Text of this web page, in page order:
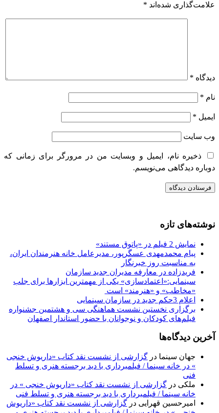
علامت‌گذاری شده‌اند *
دیدگاه *
نام *
ایمیل *
وب‌ سایت
ذخیره نام، ایمیل و وبسایت من در مرورگر برای زمانی که
دوباره دیدگاهی می‌نویسم.
نوشته‌های تازه
نمایش 2 فیلم در «پاتوق مستند»
پیام محمدمهدی عسگرپور، مدیرعامل خانه‌ هنرمندان ایران،
به مناسبت روز خبرنگار
فریدزاده در معارفه مدیران جدید سازمان
سینمایی:«اعتمادسازی» یکی از مهمترین ابزارها برای جلب
«مخاطب» و «هنرمند» است​ ​
اعلام 3حکم جدید در سازمان سینمایی
برگزاری نخستین نشست هماهنگی سی‌ و هشتمین جشنواره
فیلم‌های کودکان و نوجوانان با حضور استاندار اصفهان
آخرین دیدگاه‌ها
جهان سینما در گزارشی از نشست نقد کتاب «داریوش خنجی
» در خانه سینما / فیلمبرداری با دید برجسته هنری و تسلط
فنی
ملکی در گزارشی از نشست نقد کتاب «داریوش خنجی » در
خانه سینما / فیلمبرداری با دید برجسته هنری و تسلط فنی
امیرحسین قهرایی در گزارشی از نشست نقد کتاب «داریوش